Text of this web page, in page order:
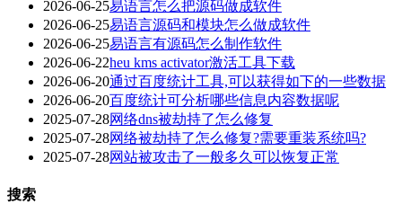
2026-06-25易语言怎么把源码做成软件
2026-06-25易语言源码和模块怎么做成软件
2026-06-25易语言有源码怎么制作软件
2026-06-22heu kms activator激活工具下载
2026-06-20通过百度统计工具,可以获得如下的一些数据
2026-06-20百度统计可分析哪些信息内容数据呢
2025-07-28网络dns被劫持了怎么修复
2025-07-28网络被劫持了怎么修复?需要重装系统吗?
2025-07-28网站被攻击了一般多久可以恢复正常
搜索